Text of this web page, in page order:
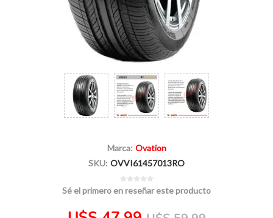
Marca: Ovation
SKU: OVVI61457013RO
Sé el primero en reseñar este producto